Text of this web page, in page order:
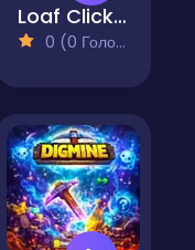
Loaf Clicker
0 (0 Голосів)